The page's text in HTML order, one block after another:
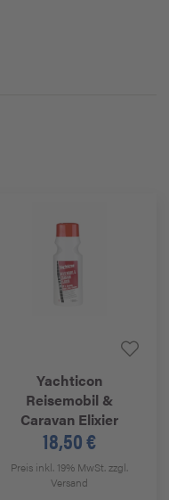
Yachticon
Reisemobil &
Caravan Elixier
18,50 €
Preis inkl. 19% MwSt.zzgl.
Versand